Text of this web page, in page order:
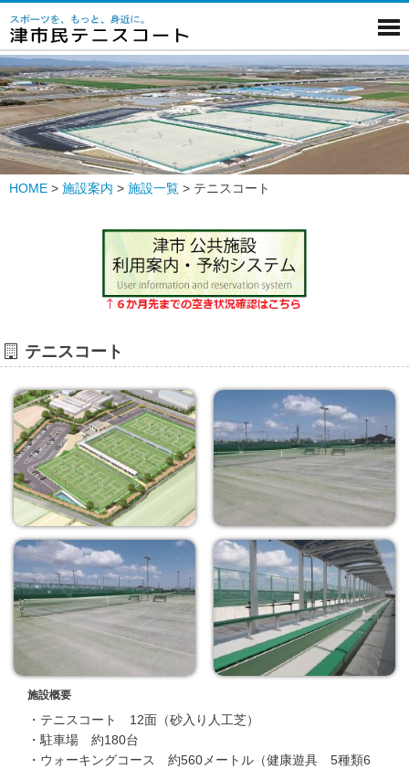
HOME > 施設案内 > 施設一覧 > テニスコート
テニスコート
施設概要
・テニスコート 12面（砂入り人工芝）
・駐車場 約180台
・ウォーキングコース 約560メートル（健康遊具 5種類6